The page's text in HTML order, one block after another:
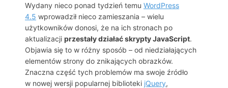
Wydany nieco ponad tydzień temu WordPress
4.5 wprowadził nieco zamieszania – wielu
użytkowników donosi, że na ich stronach po
aktualizacji przestały działać skrypty JavaScript.
Objawia się to w różny sposób – od niedziałających
elementów strony do znikających obrazków.
Znaczna część tych problemów ma swoje źródło
w nowej wersji popularnej biblioteki jQuery,